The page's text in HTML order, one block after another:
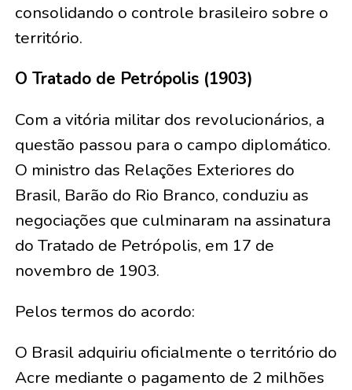
consolidando o controle brasileiro sobre o
território.
O Tratado de Petrópolis (1903)
Com a vitória militar dos revolucionários, a
questão passou para o campo diplomático.
O ministro das Relações Exteriores do
Brasil, Barão do Rio Branco, conduziu as
negociações que culminaram na assinatura
do Tratado de Petrópolis, em 17 de
novembro de 1903.
Pelos termos do acordo:
O Brasil adquiriu oficialmente o território do
Acre mediante o pagamento de 2 milhões